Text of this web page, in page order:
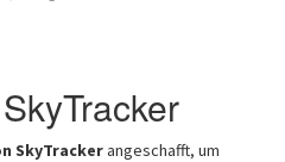
SkyTrackerangeschafft, um